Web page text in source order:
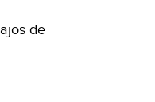
de